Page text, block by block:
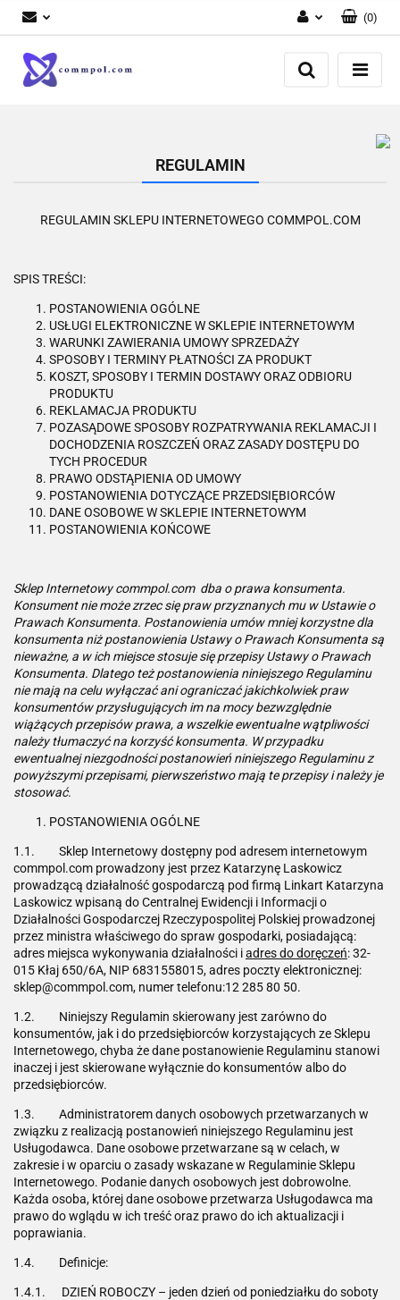
Zaloguj się
Zarejestruj się
(0)
REGULAMIN
REGULAMIN SKLEPU INTERNETOWEGO COMMPOL.COM
SPIS TREŚCI:
POSTANOWIENIA OGÓLNE
USŁUGI ELEKTRONICZNE W SKLEPIE INTERNETOWYM
WARUNKI ZAWIERANIA UMOWY SPRZEDAŻY
SPOSOBY I TERMINY PŁATNOŚCI ZA PRODUKT
KOSZT, SPOSOBY I TERMIN DOSTAWY ORAZ ODBIORU
PRODUKTU
REKLAMACJA PRODUKTU
POZASĄDOWE SPOSOBY ROZPATRYWANIA REKLAMACJI I
DOCHODZENIA ROSZCZEŃ ORAZ ZASADY DOSTĘPU DO
TYCH PROCEDUR
PRAWO ODSTĄPIENIA OD UMOWY
POSTANOWIENIA DOTYCZĄCE PRZEDSIĘBIORCÓW
DANE OSOBOWE W SKLEPIE INTERNETOWYM
POSTANOWIENIA KOŃCOWE
Sklep Internetowy commpol.com dba o prawa konsumenta.
Konsument nie może zrzec się praw przyznanych mu w Ustawie o
Prawach Konsumenta. Postanowienia umów mniej korzystne dla
konsumenta niż postanowienia Ustawy o Prawach Konsumenta są
nieważne, a w ich miejsce stosuje się przepisy Ustawy o Prawach
Konsumenta. Dlatego też postanowienia niniejszego Regulaminu
nie mają na celu wyłączać ani ograniczać jakichkolwiek praw
konsumentów przysługujących im na mocy bezwzględnie
wiążących przepisów prawa, a wszelkie ewentualne wątpliwości
należy tłumaczyć na korzyść konsumenta. W przypadku
ewentualnej niezgodności postanowień niniejszego Regulaminu z
powyższymi przepisami, pierwszeństwo mają te przepisy i należy je
stosować.
POSTANOWIENIA OGÓLNE
1.1. Sklep Internetowy dostępny pod adresem internetowym
commpol.com prowadzony jest przez Katarzynę Laskowicz
prowadzącą działalność gospodarczą pod firmą Linkart Katarzyna
Laskowicz wpisaną do Centralnej Ewidencji i Informacji o
Działalności Gospodarczej Rzeczypospolitej Polskiej prowadzonej
przez ministra właściwego do spraw gospodarki, posiadającą:
adres miejsca wykonywania działalności iadres do doręczeń: 32-
015 Kłaj 650/6A, NIP 6831558015, adres poczty elektronicznej:
sklep@commpol.com, numer telefonu:12 285 80 50.
1.2. Niniejszy Regulamin skierowany jest zarówno do
konsumentów, jak i do przedsiębiorców korzystających ze Sklepu
Internetowego, chyba że dane postanowienie Regulaminu stanowi
inaczej i jest skierowane wyłącznie do konsumentów albo do
przedsiębiorców.
1.3. Administratorem danych osobowych przetwarzanych w
związku z realizacją postanowień niniejszego Regulaminu jest
Usługodawca. Dane osobowe przetwarzane są w celach, w
zakresie i w oparciu o zasady wskazane w Regulaminie Sklepu
Internetowego. Podanie danych osobowych jest dobrowolne.
Każda osoba, której dane osobowe przetwarza Usługodawca ma
prawo do wglądu w ich treść oraz prawo do ich aktualizacji i
poprawiania.
1.4. Definicje:
1.4.1. DZIEŃ ROBOCZY – jeden dzień od poniedziałku do soboty